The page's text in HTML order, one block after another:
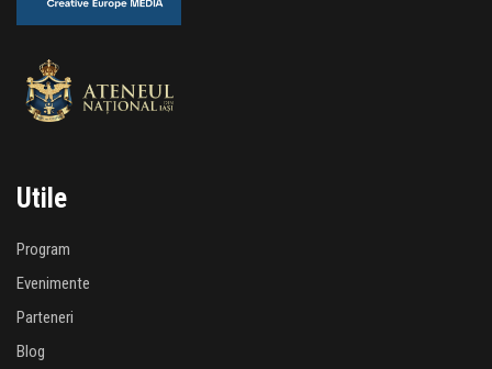
Utile
Program
Evenimente
Parteneri
Blog